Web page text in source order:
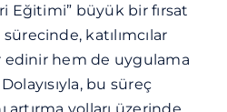
Eğitimi” büyük bir fırsat
katılımcılar
hem de uygulama
bu süreç
artırma yolları üzerinde